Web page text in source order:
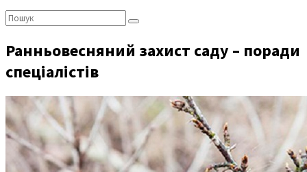
Пошук:
Ранньовесняний захист саду – поради
спеціалістів